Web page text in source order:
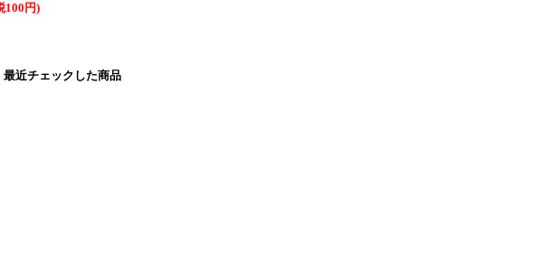
100円)
最近チェックした商品